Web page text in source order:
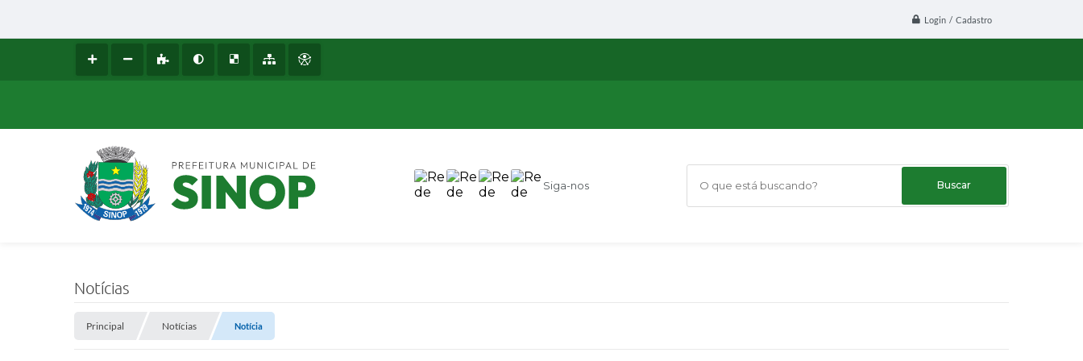
Login / Cadastro
Siga-nos O que está buscando?
Notícias
Principal Notícias Notícia